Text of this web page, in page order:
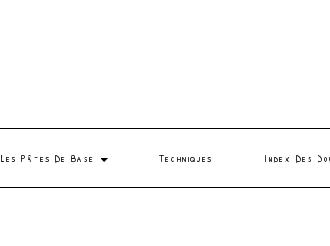
Les Pâtes De Base Techniques Index Des